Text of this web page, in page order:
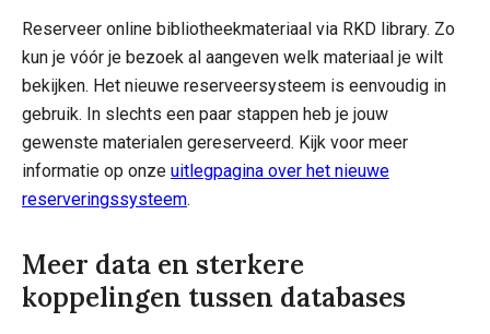
Reserveer online bibliotheekmateriaal via RKD library. Zo
kun je vóór je bezoek al aangeven welk materiaal je wilt
bekijken. Het nieuwe reserveersysteem is eenvoudig in
gebruik. In slechts een paar stappen heb je jouw
gewenste materialen gereserveerd. Kijk voor meer
informatie op onze uitlegpagina over het nieuwe
reserveringssysteem.
Meer data en sterkere
koppelingen tussen databases